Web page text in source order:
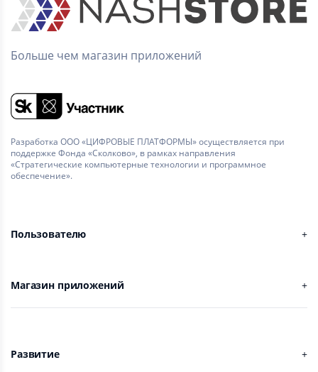
Больше чем магазин приложений
Разработка ООО «ЦИФРОВЫЕ ПЛАТФОРМЫ» осуществляется при
поддержке Фонда «Сколково», в рамках направления
«Стратегические компьютерные технологии и программное
обеспечение».
Пользователю
Магазин приложений
Развитие